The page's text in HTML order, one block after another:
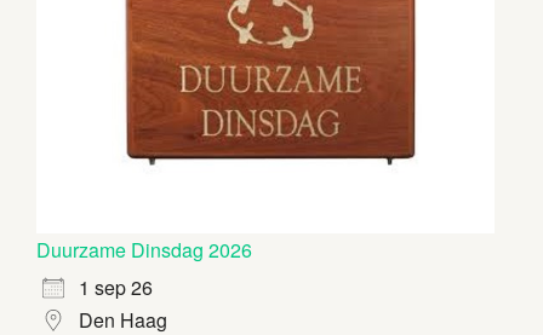
Duurzame Dinsdag 2026
1 sep 26
Den Haag